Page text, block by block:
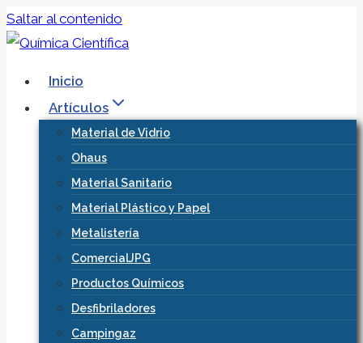
Saltar al contenido
Inicio
Artículos
Material de Vidrio
Ohaus
Material Sanitario
Material Plástico y Papel
Metalistería
ComercialJPG
Productos Químicos
Desfibriladores
Campingaz